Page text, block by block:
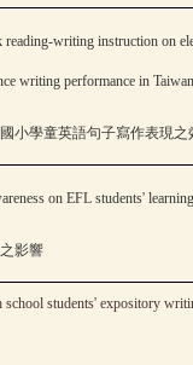
reading-writing instruction on
writing performance in
小學童英語句子寫作表現之
on EFL students'
影響
school students' expository